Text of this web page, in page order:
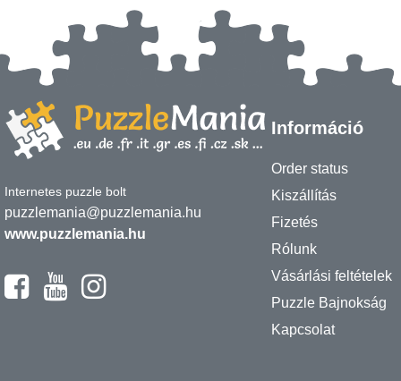
Internetes puzzle bolt
puzzlemania@puzzlemania.hu
www.puzzlemania.hu
Információ
Order status
Kiszállítás
Fizetés
Rólunk
Vásárlási feltételek
Puzzle Bajnokság
Kapcsolat